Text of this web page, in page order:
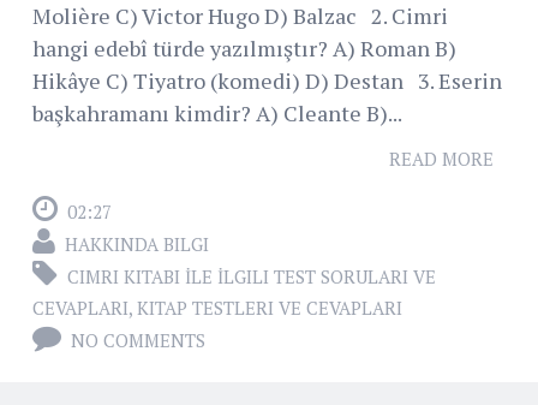
Molière C) Victor Hugo D) Balzac 2. Cimri
hangi edebî türde yazılmıştır? A) Roman B)
Hikâye C) Tiyatro (komedi) D) Destan 3. Eserin
başkahramanı kimdir? A) Cleante B)...
READ MORE
02:27
HAKKINDA BILGI
CIMRI KITABI İLE İLGILI TEST SORULARI VE
CEVAPLARI, KITAP TESTLERI VE CEVAPLARI
NO COMMENTS